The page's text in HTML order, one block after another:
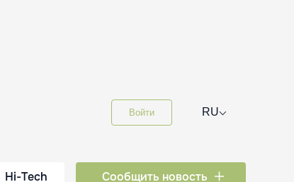
Войти RU⌵
Hi-Tech Сообщить новость